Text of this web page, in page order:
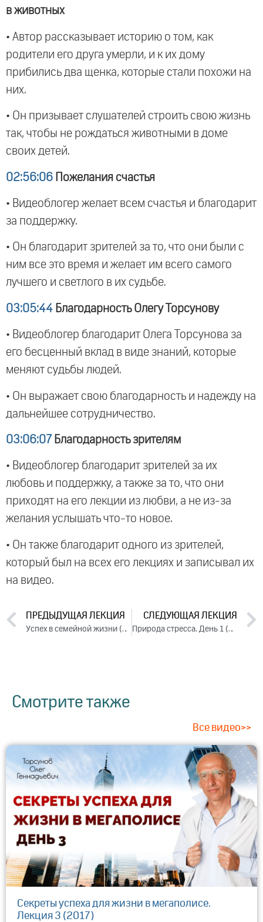
в животных
• Автор рассказывает историю о том, как
родители его друга умерли, и к их дому
прибились два щенка, которые стали похожи на
них.
• Он призывает слушателей строить свою жизнь
так, чтобы не рождаться животными в доме
своих детей.
02:56:06 Пожелания счастья
• Видеоблогер желает всем счастья и благодарит
за поддержку.
• Он благодарит зрителей за то, что они были с
ним все это время и желает им всего самого
лучшего и светлого в их судьбе.
03:05:44 Благодарность Олегу Торсунову
• Видеоблогер благодарит Олега Торсунова за
его бесценный вклад в виде знаний, которые
меняют судьбы людей.
• Он выражает свою благодарность и надежду на
дальнейшее сотрудничество.
03:06:07 Благодарность зрителям
• Видеоблогер благодарит зрителей за их
любовь и поддержку, а также за то, что они
приходят на его лекции из любви, а не из-за
желания услышать что-то новое.
• Он также благодарит одного из зрителей,
который был на всех его лекциях и записывал их
на видео.
ПРЕДЫДУЩАЯ ЛЕКЦИЯ
Успех в семейной жизни (2015)
СЛЕДУЮЩАЯ ЛЕКЦИЯ
Природа стресса. День 1 (2015)
Смотрите также
Все видео>>
Секреты успеха для жизни в мегаполисе.
Лекция 3 (2017)